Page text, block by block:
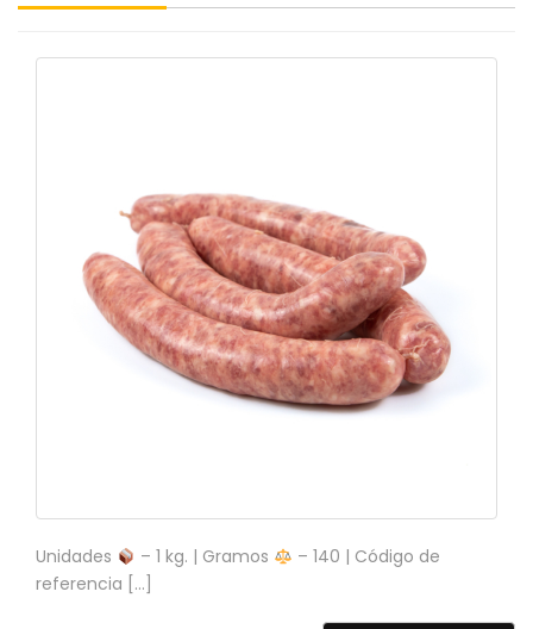
Unidades – 1 kg. | Gramos
– 140 | Código de
referencia […]